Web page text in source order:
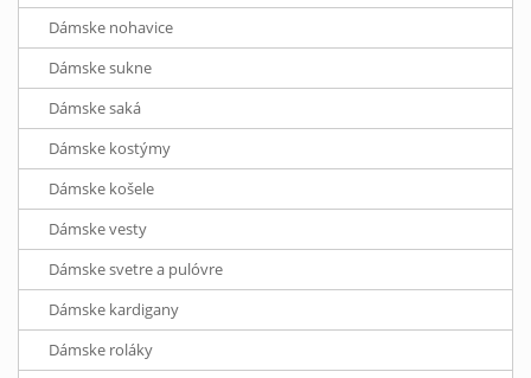
Dámske nohavice
Dámske sukne
Dámske saká
Dámske kostýmy
Dámske košele
Dámske vesty
Dámske svetre a pulóvre
Dámske kardigany
Dámske roláky